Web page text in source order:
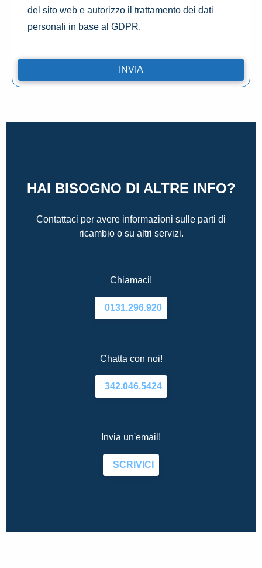
del sito web e autorizzo il trattamento dei dati
personali in base al GDPR.
HAI BISOGNO DI ALTRE INFO?
Contattaci per avere informazioni sulle parti di
ricambio o su altri servizi.
Chiamaci!
0131.296.920
Chatta con noi!
342.046.5424
Invia un'email!
SCRIVICI